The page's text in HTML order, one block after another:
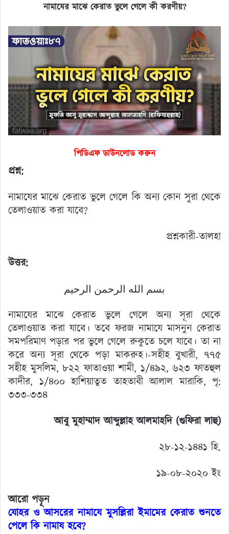
নামাযের মাঝে কেরাত ভুলে গেলে কী করণীয়?
পিডিএফ ডাউনলোড করুন
প্রশ্ন:
নামাযের মাঝে কেরাত ভুলে গেলে কি অন্য কোন সুরা থেকে
তেলাওয়াত করা যাবে?
প্রশ্নকারী-তালহা
উত্তর:
بسم الله الرحمن الرحيم
নামাযের মাঝে কেরাত ভুলে গেলে অন্য সূরা থেকে
তেলাওয়াত করা যাবে। তবে ফরজ নামাযে মাসনুন কেরাত
সমপরিমাণ পড়ার পর ভুলে গেলে রুকুতে চলে যাবে। তা না
করে অন্য সূরা থেকে পড়া মাকরুহ।-সহীহ বুখারী, ৭৭৫
সহীহ মুসলিম, ৮২২ ফাতাওয়া শামী, ১/৪৯২, ৬২৩ ফাতহুল
কাদীর, ১/৪০০ হাশিয়াতুত তাহতাবী আলাল মারাকি, পৃ:
৩৩৩-৩৩৪
আবু মুহাম্মাদ আব্দুল্লাহ আলমাহদি (গুফিরা লাহু)
২৮-১২-১৪৪১ হি.
১৯-০৮-২০২০ ইং
আরো পড়ূন
যোহর ও আসরের নামাযে মুসল্লিরা ইমামের কেরাত শুনতে
পেলে কি নামায হবে?